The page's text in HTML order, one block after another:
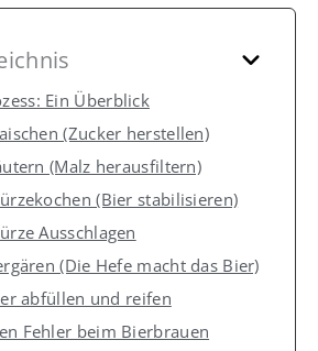
Ein Überblick
(Zucker herstellen)
(Malz herausfiltern)
(Bier stabilisieren)
Ausschlagen
(Die Hefe macht das Bier)
abfüllen und reifen
Fehler beim Bierbrauen